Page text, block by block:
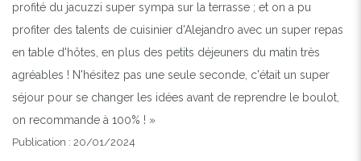
profité du jacuzzi super sympa sur la terrasse ; et on a pu
profiter des talents de cuisinier d'Alejandro avec un super repas
en table d'hôtes, en plus des petits déjeuners du matin très
agréables ! N'hésitez pas une seule seconde, c'était un super
séjour pour se changer les idées avant de reprendre le boulot,
on recommande à 100% ! »
Publication : 20/01/2024